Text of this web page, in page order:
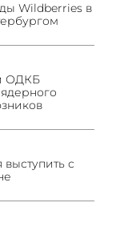
Wildberries в
ОДКБ
с